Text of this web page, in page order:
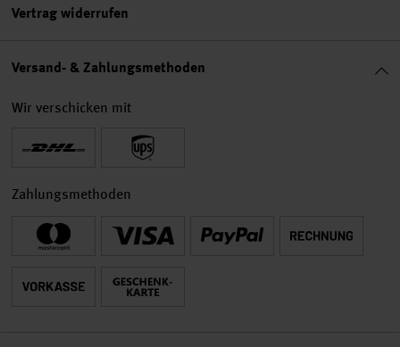
Vertrag widerrufen
Versand- & Zahlungsmethoden
Wir verschicken mit
Zahlungsmethoden